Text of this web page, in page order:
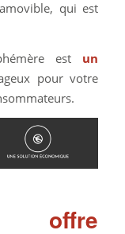
qui est
est un
pour votre